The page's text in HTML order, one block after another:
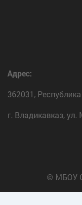
Адрес:
362031,
г. Владикавказ, ул.
© МБОУ